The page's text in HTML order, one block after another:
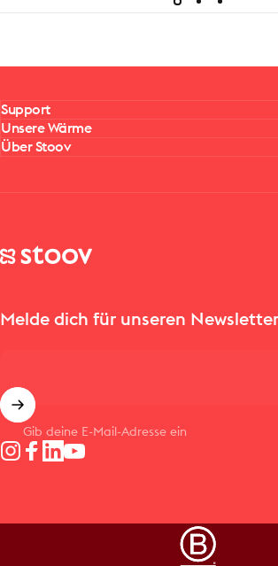
Support
Unsere Wärme
Über Stoov
Stoov® | Cordless Heated Cushions &
Melde dich für unseren
Gib deine E-Mail-Adresse ein